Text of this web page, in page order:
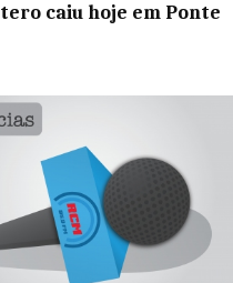
caiu hoje em Ponte